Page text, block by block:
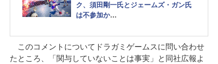
ク、須田剛一氏とジェームズ・ガン氏
は不参加か
関与していない模様
このコメントについてドラガミゲームスに問い合わせ
たところ、「関与していないことは事実」と同社広報よ